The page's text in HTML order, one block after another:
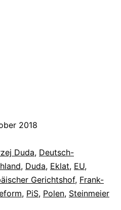
2018
Duda, Deutsch-
, Duda, Eklat, EU,
Gerichtshof, Frank-
, PiS, Polen, Steinmeier